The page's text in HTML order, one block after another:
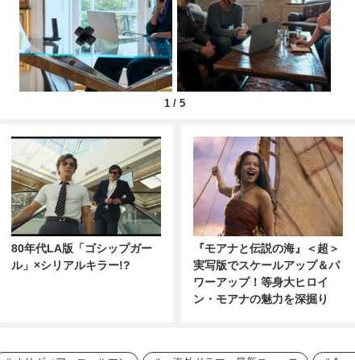
1 / 5
80年代LA版「ゴシップガー
ル」×シリアルキラー!?
『モアナと伝説の海』＜超＞
実写版でスケールアップ＆パ
ワーアップ！等身大ヒロイ
ン・モアナの魅力を深掘り